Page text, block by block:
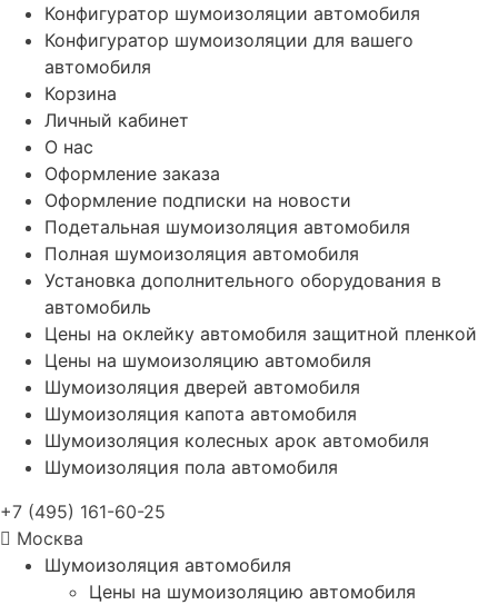
Конфигуратор шумоизоляции автомобиля
Конфигуратор шумоизоляции для вашего
автомобиля
Корзина
Личный кабинет
О нас
Оформление заказа
Оформление подписки на новости
Подетальная шумоизоляция автомобиля
Полная шумоизоляция автомобиля
Установка дополнительного оборудования в
автомобиль
Цены на оклейку автомобиля защитной пленкой
Цены на шумоизоляцию автомобиля
Шумоизоляция дверей автомобиля
Шумоизоляция капота автомобиля
Шумоизоляция колесных арок автомобиля
Шумоизоляция пола автомобиля
+7 (495) 161-60-25
Москва
Шумоизоляция автомобиля
Цены на шумоизоляцию автомобиля